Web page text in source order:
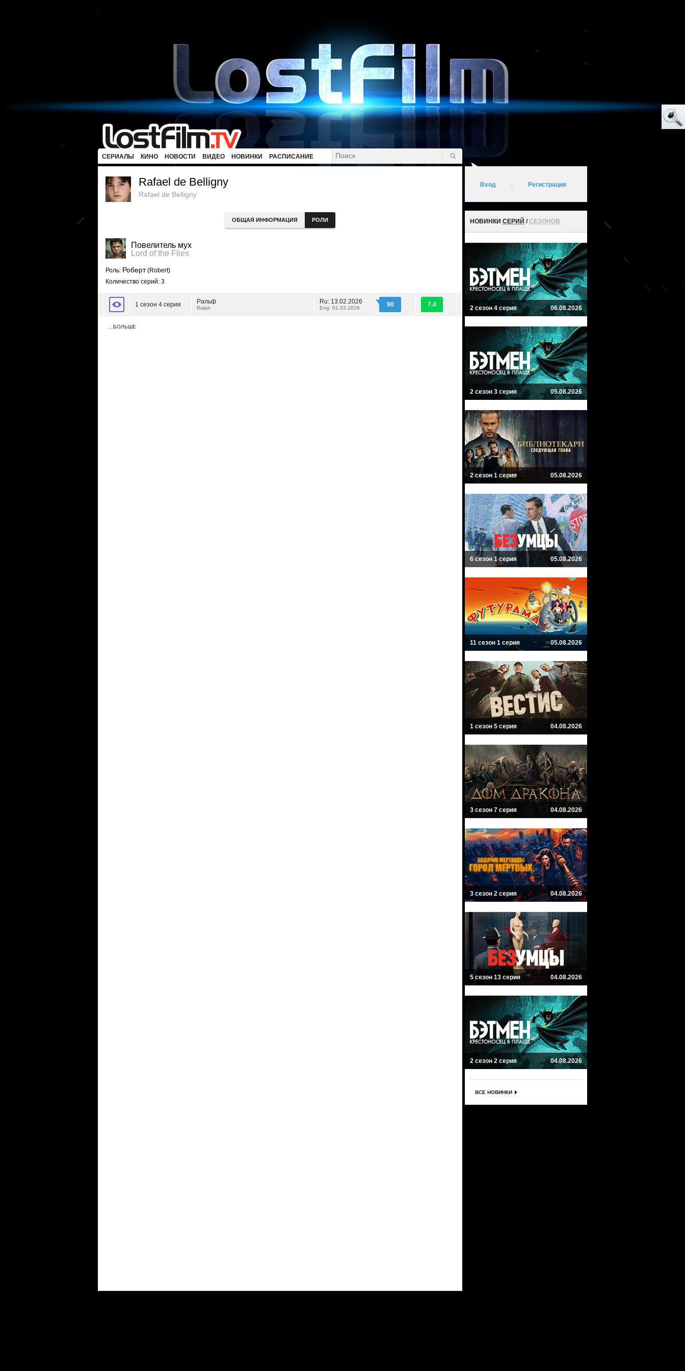
СЕРИАЛЫ КИНО НОВОСТИ ВИДЕО НОВИНКИ РАСПИСАНИЕ
Rafael de Belligny
Rafael de Belligny
ОБЩАЯ ИНФОРМАЦИЯ РОЛИ
Повелитель мух
Lord of the Flies
Роль: Роберт(Robert)
Количество серий: 3
1 сезон 4 серия Ральф
Ralph
Ru: 13.02.2026
Eng: 01.03.2026 90 7.4
…БОЛЬШЕ
Вход Регистрация
НОВИНКИ СЕРИЙ /СЕЗОНОВ
2 сезон 4 серия 06.08.2026
2 сезон 3 серия 05.08.2026
2 сезон 1 серия 05.08.2026
6 сезон 1 серия 05.08.2026
11 сезон 1 серия 05.08.2026
1 сезон 5 серия 04.08.2026
3 сезон 7 серия 04.08.2026
3 сезон 2 серия 04.08.2026
5 сезон 13 серия 04.08.2026
2 сезон 2 серия 04.08.2026
ВСЕ НОВИНКИ